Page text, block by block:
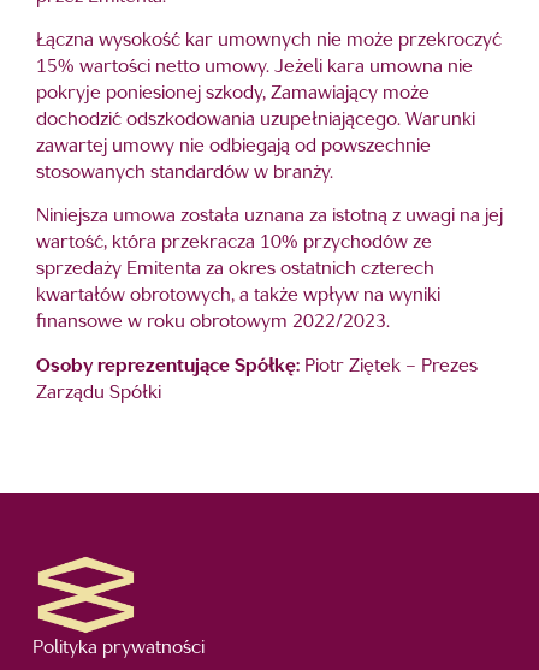
Łączna wysokość kar umownych nie może przekroczyć
15% wartości netto umowy. Jeżeli kara umowna nie
pokryje poniesionej szkody, Zamawiający może
dochodzić odszkodowania uzupełniającego. Warunki
zawartej umowy nie odbiegają od powszechnie
stosowanych standardów w branży.
Niniejsza umowa została uznana za istotną z uwagi na jej
wartość, która przekracza 10% przychodów ze
sprzedaży Emitenta za okres ostatnich czterech
kwartałów obrotowych, a także wpływ na wyniki
finansowe w roku obrotowym 2022/2023.
Osoby reprezentujące Spółkę: Piotr Ziętek – Prezes
Zarządu Spółki
Polityka prywatności